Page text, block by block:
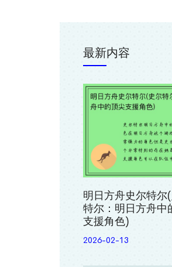
最新内容
明日方舟史尔特尔
特尔：明日方舟中
支援角色)
2026-02-13